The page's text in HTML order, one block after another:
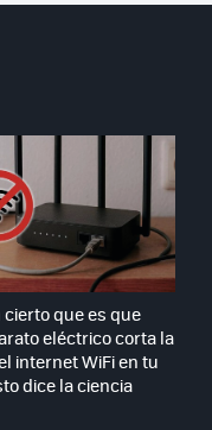
cierto que es que
eléctrico corta la
internet WiFi en tu
dice la ciencia